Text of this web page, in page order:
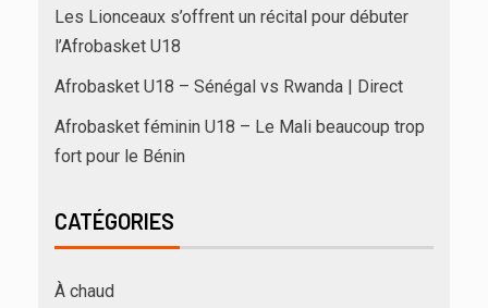
Les Lionceaux s’offrent un récital pour débuter
l’Afrobasket U18
Afrobasket U18 – Sénégal vs Rwanda | Direct
Afrobasket féminin U18 – Le Mali beaucoup trop
fort pour le Bénin
CATÉGORIES
À chaud